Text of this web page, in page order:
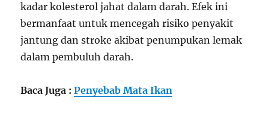
kadar kolesterol jahat dalam darah. Efek ini
bermanfaat untuk mencegah risiko penyakit
jantung dan stroke akibat penumpukan lemak
dalam pembuluh darah.
Baca Juga :Penyebab Mata Ikan